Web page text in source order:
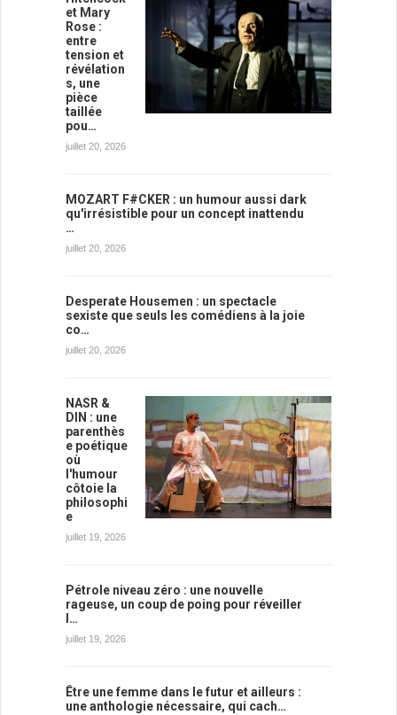
et Mary
Rose :
entre
tension et
révélation
s, une
pièce
taillée
pou…
juillet 20, 2026
MOZART F#CKER : un humour aussi dark
qu'irrésistible pour un concept inattendu
…
juillet 20, 2026
Desperate Housemen : un spectacle
sexiste que seuls les comédiens à la joie
co…
juillet 20, 2026
NASR &
DIN : une
parenthès
e poétique
où
l'humour
côtoie la
philosophi
e
juillet 19, 2026
Pétrole niveau zéro : une nouvelle
rageuse, un coup de poing pour réveiller
l…
juillet 19, 2026
Être une femme dans le futur et ailleurs :
une anthologie nécessaire, qui cach…